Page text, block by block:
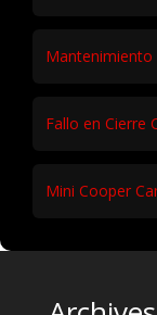
Mantenimiento
Fallo en Cierre
Mini Cooper